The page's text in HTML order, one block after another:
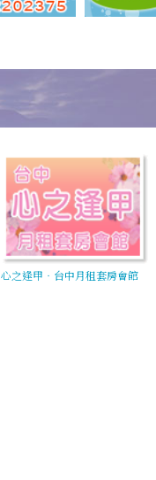
心之逢甲‧台中月租套房會館